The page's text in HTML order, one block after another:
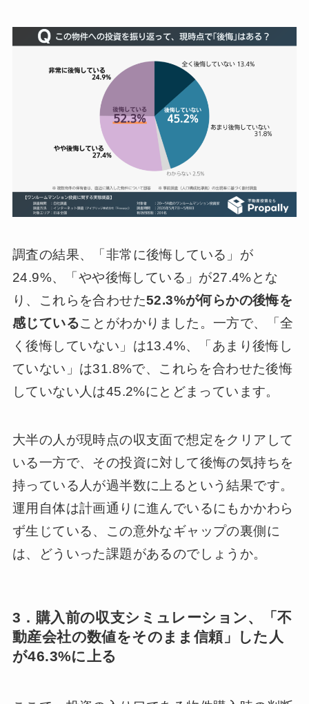
調査の結果、「非常に後悔している」が
24.9%、「やや後悔している」が27.4%とな
り、これらを合わせた52.3%が何らかの後悔を
感じていることがわかりました。一方で、「全
く後悔していない」は13.4%、「あまり後悔し
ていない」は31.8%で、これらを合わせた後悔
していない人は45.2%にとどまっています。
大半の人が現時点の収支面で想定をクリアして
いる一方で、その投資に対して後悔の気持ちを
持っている人が過半数に上るという結果です。
運用自体は計画通りに進んでいるにもかかわら
ず生じている、この意外なギャップの裏側に
は、どういった課題があるのでしょうか。
3．購入前の収支シミュレーション、「不
動産会社の数値をそのまま信頼」した人
が46.3%に上る